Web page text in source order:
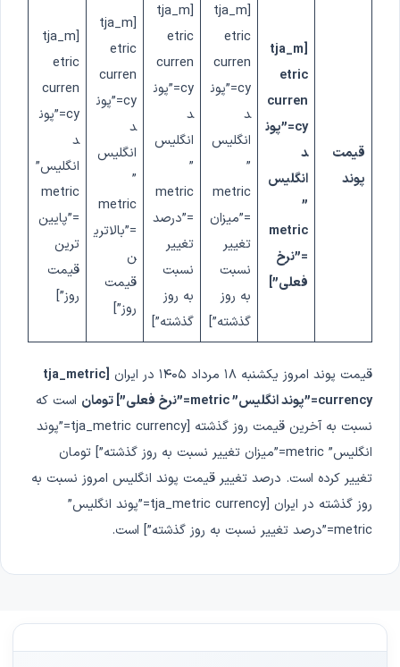
قیمت
پوند
[tja_m
etric
curren
cy=”پون
د
انگلیس
”
metric
=”نرخ
فعلی”]
[tja_m
etric
curren
cy=”پون
د
انگلیس
”
metric
=”میزان
تغییر
نسبت
به روز
گذشته”]
[tja_m
etric
curren
cy=”پون
د
انگلیس
”
metric
=”درصد
تغییر
نسبت
به روز
گذشته”]
[tja_m
etric
curren
cy=”پون
د
انگلیس
”
metric
=”بالاتری
ن
قیمت
روز”]
[tja_m
etric
curren
cy=”پون
د
انگلیس”
metric
=”پایین
ترین
قیمت
روز”]
قیمت پوند امروز یکشنبه ۱۸ مرداد ۱۴۰۵ در ایران [tja_metric
currency=”پوند انگلیس” metric=”نرخ فعلی”]
تومان است که
نسبت به آخرین قیمت روز گذشته [tja_metric currency=”پوند
انگلیس” metric=”میزان تغییر نسبت به روز گذشته”] تومان
تغییر کرده است. درصد تغییر قیمت پوند انگلیس امروز نسبت به
روز گذشته در ایران [tja_metric currency=”پوند انگلیس”
metric=”درصد تغییر نسبت به روز گذشته”] است.